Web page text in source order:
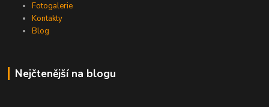
Fotogalerie
Kontakty
Blog
Nejčtenější na blogu